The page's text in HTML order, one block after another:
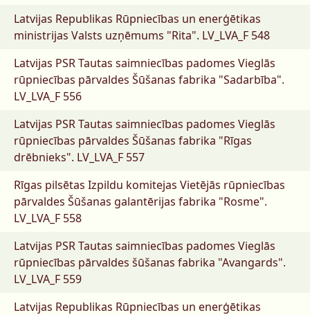
Latvijas Republikas Rūpniecības un enerģētikas
ministrijas Valsts uzņēmums "Rita". LV_LVA_F 548
Latvijas PSR Tautas saimniecības padomes Vieglās
rūpniecības pārvaldes Šūšanas fabrika "Sadarbība".
LV_LVA_F 556
Latvijas PSR Tautas saimniecības padomes Vieglās
rūpniecības pārvaldes Šūšanas fabrika "Rīgas
drēbnieks". LV_LVA_F 557
Rīgas pilsētas Izpildu komitejas Vietējās rūpniecības
pārvaldes Šūšanas galantērijas fabrika "Rosme".
LV_LVA_F 558
Latvijas PSR Tautas saimniecības padomes Vieglās
rūpniecības pārvaldes šūšanas fabrika "Avangards".
LV_LVA_F 559
Latvijas Republikas Rūpniecības un enerģētikas